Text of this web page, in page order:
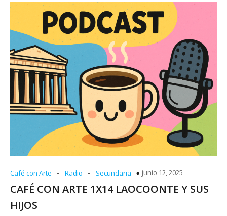
Café con Arte - Radio - Secundaria junio 12, 2025
CAFÉ CON ARTE 1X14 LAOCOONTE Y SUS
HIJOS